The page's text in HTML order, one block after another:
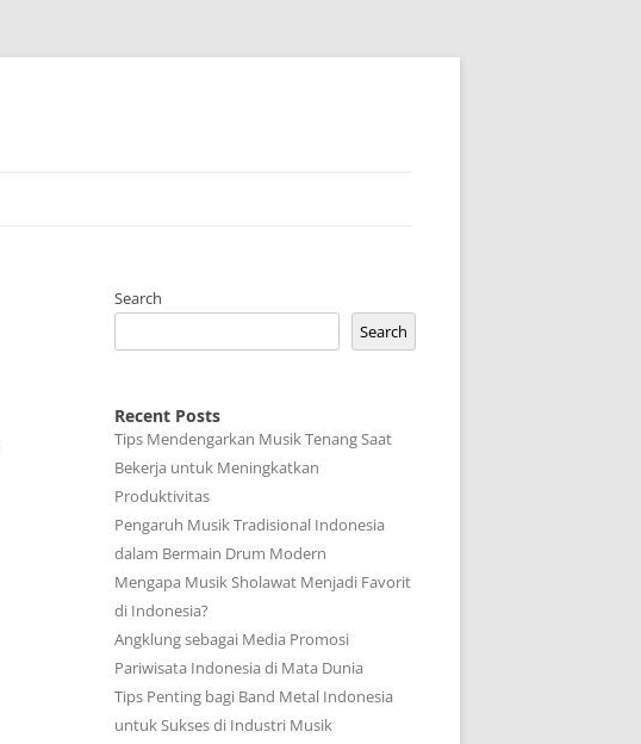
Search
Search
Recent Posts
Tips Mendengarkan Musik Tenang Saat
Bekerja untuk Meningkatkan
Produktivitas
Pengaruh Musik Tradisional Indonesia
dalam Bermain Drum Modern
Mengapa Musik Sholawat Menjadi Favorit
di Indonesia?
Angklung sebagai Media Promosi
Pariwisata Indonesia di Mata Dunia
Tips Penting bagi Band Metal Indonesia
untuk Sukses di Industri Musik